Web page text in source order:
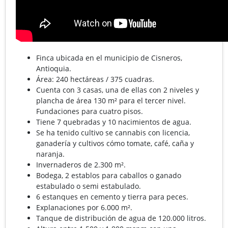
Finca ubicada en el municipio de Cisneros,
Antioquia.
Área: 240 hectáreas / 375 cuadras.
Cuenta con 3 casas, una de ellas con 2 niveles y
plancha de área 130 m² para el tercer nivel.
Fundaciones para cuatro pisos.
Tiene 7 quebradas y 10 nacimientos de agua.
Se ha tenido cultivo se cannabis con licencia,
ganadería y cultivos cómo tomate, café, caña y
naranja.
Invernaderos de 2.300 m².
Bodega, 2 establos para caballos o ganado
estabulado o semi estabulado.
6 estanques en cemento y tierra para peces.
Explanaciones por 6.000 m².
Tanque de distribución de agua de 120.000 litros.